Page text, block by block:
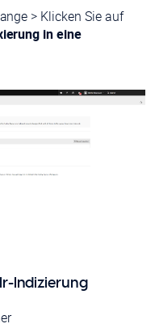
> Klicken Sie auf
in eine
Indizierung